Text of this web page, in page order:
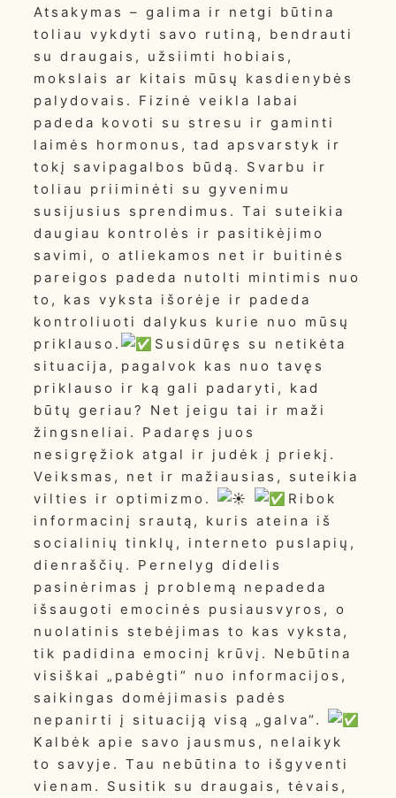
Atsakymas – galima ir netgi būtina
toliau vykdyti savo rutiną, bendrauti
su draugais, užsiimti hobiais,
mokslais ar kitais mūsų kasdienybės
palydovais. Fizinė veikla labai
padeda kovoti su stresu ir gaminti
laimės hormonus, tad apsvarstyk ir
tokį savipagalbos būdą. Svarbu ir
toliau priiminėti su gyvenimu
susijusius sprendimus. Tai suteikia
daugiau kontrolės ir pasitikėjimo
savimi, o atliekamos net ir buitinės
pareigos padeda nutolti mintimis nuo
to, kas vyksta išorėje ir padeda
kontroliuoti dalykus kurie nuo mūsų
priklauso.
Susidūręs su netikėta
situacija, pagalvok kas nuo tavęs
priklauso ir ką gali padaryti, kad
būtų geriau? Net jeigu tai ir maži
žingsneliai. Padaręs juos
nesigręžiok atgal ir judėk į priekį.
Veiksmas, net ir mažiausias, suteikia
vilties ir optimizmo.
Ribok
informacinį srautą, kuris ateina iš
socialinių tinklų, interneto puslapių,
dienraščių. Pernelyg didelis
pasinėrimas į problemą nepadeda
išsaugoti emocinės pusiausvyros, o
nuolatinis stebėjimas to kas vyksta,
tik padidina emocinį krūvį. Nebūtina
visiškai „pabėgti“ nuo informacijos,
saikingas domėjimasis padės
nepanirti į situaciją visą „galva“.
Kalbėk apie savo jausmus, nelaikyk
to savyje. Tau nebūtina to išgyventi
vienam. Susitik su draugais, tėvais,